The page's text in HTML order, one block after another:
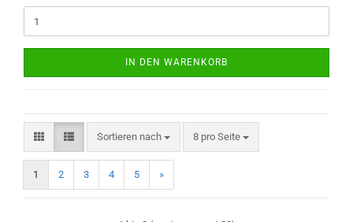
IN DEN WARENKORB
Sortieren nach
Sortieren nach 8 pro Seite
pro Seite
1 2 3 4 5 »